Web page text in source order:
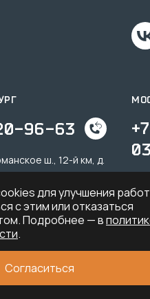
96-63
ш., 12-й км, д.
03
угол» — все права
для улучшения
с этим или отказаться
Подробнее — в
.
Согласиться